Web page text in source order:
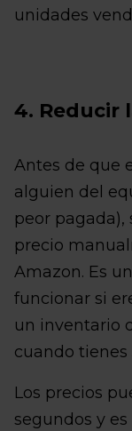
unidades
4. Reducir
Antes de que
alguien del
peor pagada),
precio
Amazon. Es
funcionar si
un inventario
cuando tienes
Los precios
segundos y